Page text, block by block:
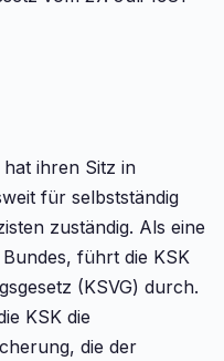
hat ihren Sitz in
für selbstständig
zuständig. Als eine
führt die KSK
(KSVG) durch.
KSK die
die der